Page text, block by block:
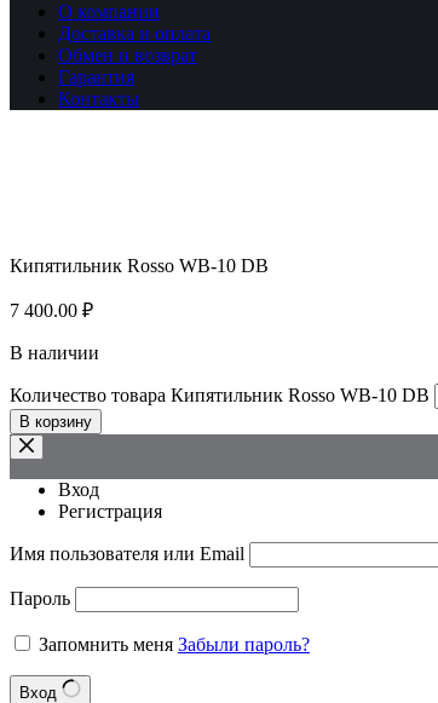
О компании
Доставка и оплата
Обмен и возврат
Гарантия
Контакты
Кипятильник Rosso WB-10 DB
7 400.00 ₽
В наличии
Количество товара Кипятильник Rosso WB-10 DB
В корзину
Вход
Регистрация
Имя пользователя или Email
Пароль
Запомнить меня Забыли пароль?
Вход